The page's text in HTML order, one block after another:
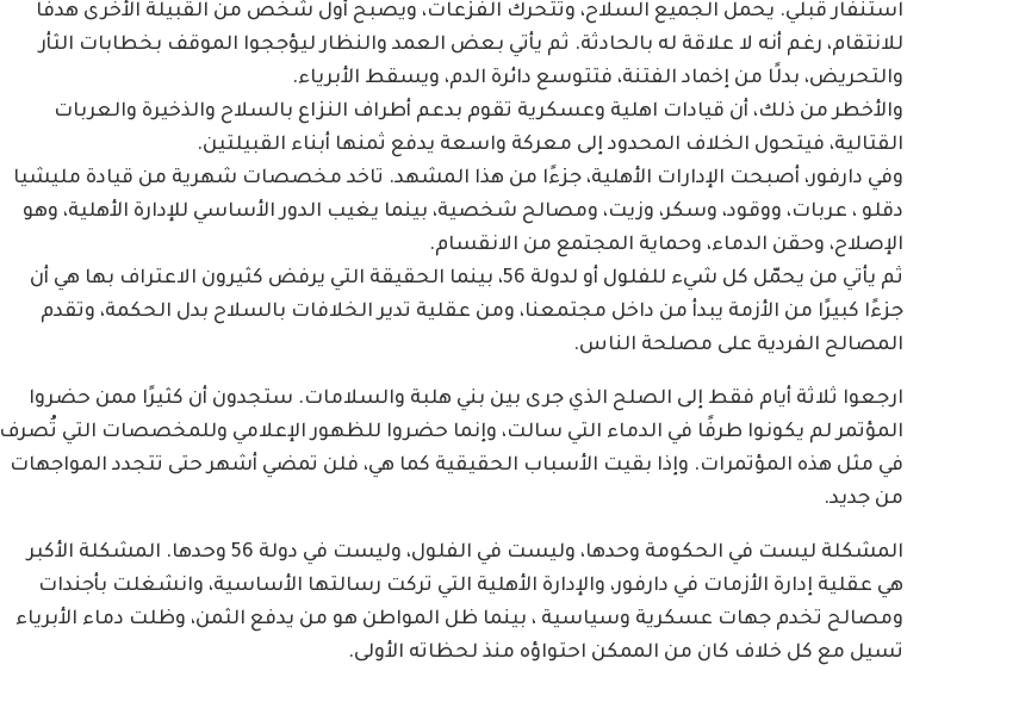
استنفار قبلي. يحمل الجميع السلاح، وتتحرك الفزعات، ويصبح أول شخص من القبيلة الأخرى هدفًا
للانتقام، رغم أنه لا علاقة له بالحادثة. ثم يأتي بعض العمد والنظار ليؤججوا الموقف بخطابات الثأر
والتحريض، بدلًا من إخماد الفتنة، فتتوسع دائرة الدم، ويسقط الأبرياء.
والأخطر من ذلك، أن قيادات اهلية وعسكرية تقوم بدعم أطراف النزاع بالسلاح والذخيرة والعربات
القتالية، فيتحول الخلاف المحدود إلى معركة واسعة يدفع ثمنها أبناء القبيلتين.
وفي دارفور، أصبحت الإدارات الأهلية، جزءًا من هذا المشهد. تاخد مخصصات شهرية من قيادة مليشيا
دقلو ، عربات، ووقود، وسكر، وزيت، ومصالح شخصية، بينما يغيب الدور الأساسي للإدارة الأهلية، وهو
الإصلاح، وحقن الدماء، وحماية المجتمع من الانقسام.
ثم يأتي من يحمّل كل شيء للفلول أو لدولة 56، بينما الحقيقة التي يرفض كثيرون الاعتراف بها هي أن
جزءًا كبيرًا من الأزمة يبدأ من داخل مجتمعنا، ومن عقلية تدير الخلافات بالسلاح بدل الحكمة، وتقدم
المصالح الفردية على مصلحة الناس.
ارجعوا ثلاثة أيام فقط إلى الصلح الذي جرى بين بني هلبة والسلامات. ستجدون أن كثيرًا ممن حضروا
المؤتمر لم يكونوا طرفًا في الدماء التي سالت، وإنما حضروا للظهور الإعلامي وللمخصصات التي تُصرف
في مثل هذه المؤتمرات. وإذا بقيت الأسباب الحقيقية كما هي، فلن تمضي أشهر حتى تتجدد المواجهات
من جديد.
المشكلة ليست في الحكومة وحدها، وليست في الفلول، وليست في دولة 56 وحدها. المشكلة الأكبر
هي عقلية إدارة الأزمات في دارفور، والإدارة الأهلية التي تركت رسالتها الأساسية، وانشغلت بأجندات
ومصالح تخدم جهات عسكرية وسياسية ، بينما ظل المواطن هو من يدفع الثمن، وظلت دماء الأبرياء
تسيل مع كل خلاف كان من الممكن احتواؤه منذ لحظاته الأولى.